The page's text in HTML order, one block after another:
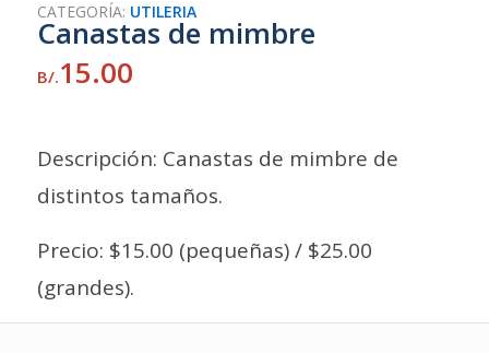
CATEGORÍA: UTILERIA
Canastas de mimbre
B/.15.00
Descripción: Canastas de mimbre de
distintos tamaños.
Precio: $15.00 (pequeñas) / $25.00
(grandes).